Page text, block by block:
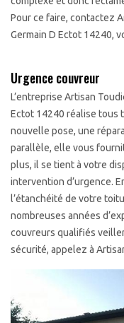
Pour ce faire, contactez
Germain D Ectot 14240,
Urgence couvreur
L’entreprise Artisan
Ectot 14240 réalise tous
nouvelle pose, une
parallèle, elle vous
plus, il se tient à votre
intervention d’urgence.
l’étanchéité de votre
nombreuses années
couvreurs qualifiés
sécurité, appelez à